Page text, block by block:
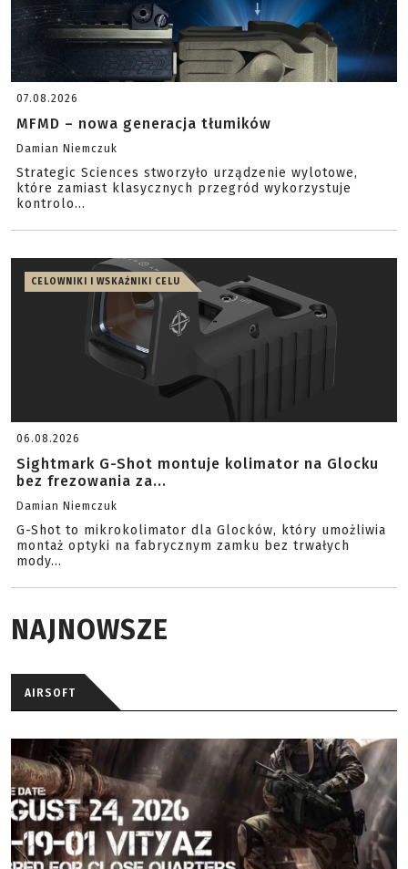
07.08.2026
MFMD – nowa generacja tłumików
Damian Niemczuk
Strategic Sciences stworzyło urządzenie wylotowe,
które zamiast klasycznych przegród wykorzystuje
kontrolo...
CELOWNIKI I WSKAŹNIKI CELU
06.08.2026
Sightmark G-Shot montuje kolimator na Glocku
bez frezowania za...
Damian Niemczuk
G-Shot to mikrokolimator dla Glocków, który umożliwia
montaż optyki na fabrycznym zamku bez trwałych
mody...
NAJNOWSZE
AIRSOFT